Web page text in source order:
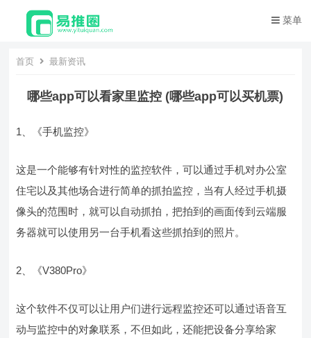
菜单
首页 最新资讯
哪些app可以看家里监控 (哪些app可以买机票)
1、《手机监控》
这是一个能够有针对性的监控软件，可以通过手机对办公室
住宅以及其他场合进行简单的抓拍监控，当有人经过手机摄
像头的范围时，就可以自动抓拍，把拍到的画面传到云端服
务器就可以使用另一台手机看这些抓拍到的照片。
2、《V380Pro》
这个软件不仅可以让用户们进行远程监控还可以通过语音互
动与监控中的对象联系，不但如此，还能把设备分享给家